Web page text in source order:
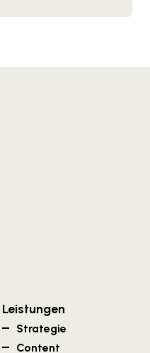
Leistungen
Strategie
Content